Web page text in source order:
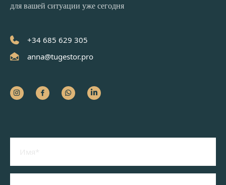
для вашей ситуации уже сегодня
+34 685 629 305
anna@tugestor.pro